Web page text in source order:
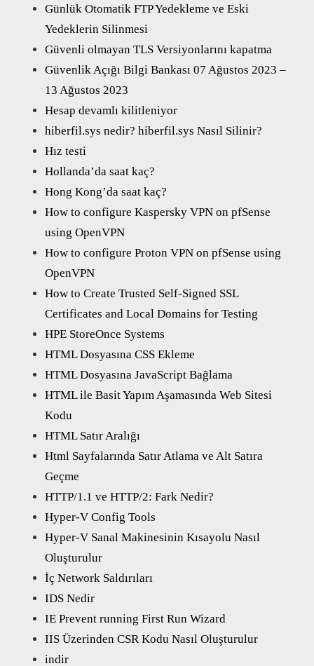
Günlük Otomatik FTP Yedekleme ve Eski
Yedeklerin Silinmesi
Güvenli olmayan TLS Versiyonlarını kapatma
Güvenlik Açığı Bilgi Bankası 07 Ağustos 2023 –
13 Ağustos 2023
Hesap devamlı kilitleniyor
hiberfil.sys nedir? hiberfil.sys Nasıl Silinir?
Hız testi
Hollanda’da saat kaç?
Hong Kong’da saat kaç?
How to configure Kaspersky VPN on pfSense
using OpenVPN
How to configure Proton VPN on pfSense using
OpenVPN
How to Create Trusted Self-Signed SSL
Certificates and Local Domains for Testing
HPE StoreOnce Systems
HTML Dosyasına CSS Ekleme
HTML Dosyasına JavaScript Bağlama
HTML ile Basit Yapım Aşamasında Web Sitesi
Kodu
HTML Satır Aralığı
Html Sayfalarında Satır Atlama ve Alt Satıra
Geçme
HTTP/1.1 ve HTTP/2: Fark Nedir?
Hyper-V Config Tools
Hyper-V Sanal Makinesinin Kısayolu Nasıl
Oluşturulur
İç Network Saldırıları
IDS Nedir
IE Prevent running First Run Wizard
IIS Üzerinden CSR Kodu Nasıl Oluşturulur
indir